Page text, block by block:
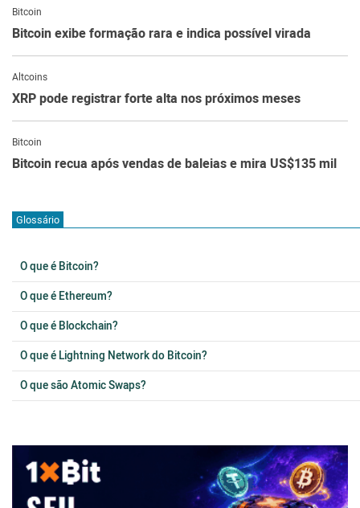
Bitcoin
Bitcoin exibe formação rara e indica possível virada
Altcoins
XRP pode registrar forte alta nos próximos meses
Bitcoin
Bitcoin recua após vendas de baleias e mira US$135 mil
Glossário
O que é Bitcoin?
O que é Ethereum?
O que é Blockchain?
O que é Lightning Network do Bitcoin?
O que são Atomic Swaps?